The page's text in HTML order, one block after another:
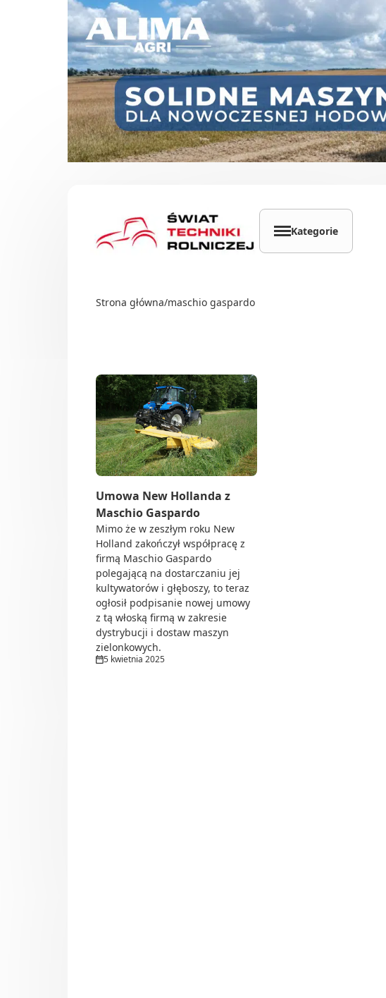
Przejdź do treści
Kategorie
Strona główna/maschio gaspardo
Umowa New Hollanda z
Maschio Gaspardo
Mimo że w zeszłym roku New
Holland zakończył współpracę z
firmą Maschio Gaspardo
polegającą na dostarczaniu jej
kultywatorów i głęboszy, to teraz
ogłosił podpisanie nowej umowy
z tą włoską firmą w zakresie
dystrybucji i dostaw maszyn
zielonkowych.
5 kwietnia 2025